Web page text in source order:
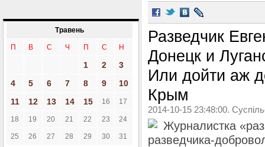
Травень
П В С Ч П С Н
1 2
3
4
5 6 7 8 9
10
11
12 13 14 15 16 17
18 19 20 21 22 23 24
25 26 27 28 29 30 31
Разведчик
Донецк и
Или дойти аж
Крым
2014-10-15 23:48:00.
Журналистка
разведчика-